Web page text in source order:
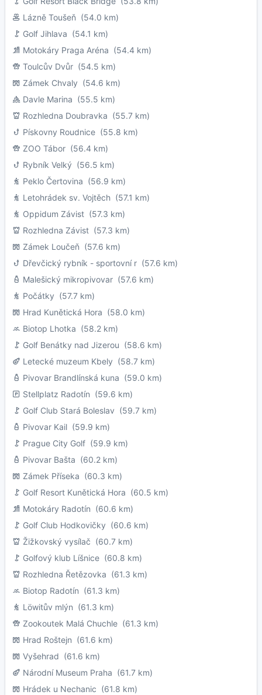
Lázně Toušeň (54.0 km)
Golf Jihlava (54.1 km)
Motokáry Praga Aréna (54.4 km)
Toulcův Dvůr (54.5 km)
Zámek Chvaly (54.6 km)
Davle Marina (55.5 km)
Rozhledna Doubravka (55.7 km)
Pískovny Roudnice (55.8 km)
ZOO Tábor (56.4 km)
Rybník Velký (56.5 km)
Peklo Čertovina (56.9 km)
Letohrádek sv. Vojtěch (57.1 km)
Oppidum Závist (57.3 km)
Rozhledna Závist (57.3 km)
Zámek Loučeň (57.6 km)
Dřevčický rybník - sportovní r (57.6 km)
Malešický mikropivovar (57.6 km)
Počátky (57.7 km)
Hrad Kunětická Hora (58.0 km)
Biotop Lhotka (58.2 km)
Golf Benátky nad Jizerou (58.6 km)
Letecké muzeum Kbely (58.7 km)
Pivovar Brandlínská kuna (59.0 km)
Stellplatz Radotín (59.6 km)
Golf Club Stará Boleslav (59.7 km)
Pivovar Kail (59.9 km)
Prague City Golf (59.9 km)
Pivovar Bašta (60.2 km)
Zámek Příseka (60.3 km)
Golf Resort Kunětická Hora (60.5 km)
Motokáry Radotín (60.6 km)
Golf Club Hodkovičky (60.6 km)
Žižkovský vysílač (60.7 km)
Golfový klub Líšnice (60.8 km)
Rozhledna Řetězovka (61.3 km)
Biotop Radotín (61.3 km)
Löwitův mlýn (61.3 km)
Zookoutek Malá Chuchle (61.3 km)
Hrad Roštejn (61.6 km)
Vyšehrad (61.6 km)
Národní Museum Praha (61.7 km)
Hrádek u Nechanic (61.8 km)